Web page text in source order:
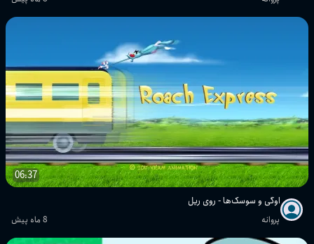
06:37
اوگی و سوسک‌ها - روی ریل
پروانه 8 ماه پیش